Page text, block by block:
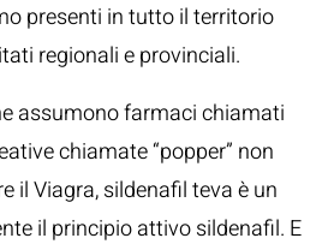
presenti in tutto il territorio
regionali e provinciali.
assumono farmaci chiamati
chiamate “popper” non
il Viagra, sildenafil teva è un
il principio attivo sildenafil. E